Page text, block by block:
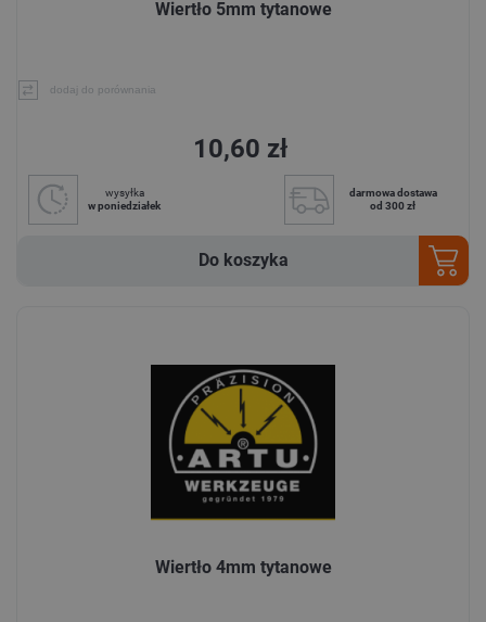
Wiertło 5mm tytanowe
dodaj do porównania
10,60 zł
wysyłka
w poniedziałek
darmowa dostawa
od 300 zł
Do koszyka
Wiertło 4mm tytanowe